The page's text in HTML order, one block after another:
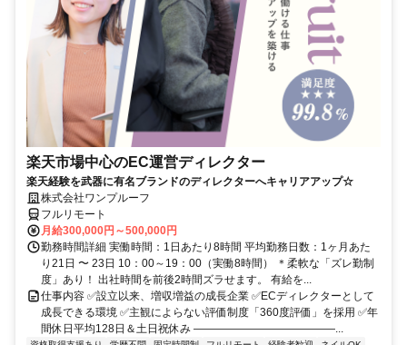
楽天市場中心のEC運営ディレクター
楽天経験を武器に有名ブランドのディレクターへキャリアアップ☆
株式会社ワンプルーフ
フルリモート
月給300,000円～500,000円
勤務時間詳細 実働時間：1日あたり8時間 平均勤務日数：1ヶ月あた
り21日 〜 23日 10：00～19：00（実働8時間） ＊柔軟な「ズレ勤制
度」あり！ 出社時間を前後2時間ズラせます。 有給を...
仕事内容 ✅設立以来、増収増益の成長企業 ✅ECディレクターとして
成長できる環境 ✅主観によらない評価制度「360度評価」を採用 ✅年
間休日平均128日＆土日祝休み ―――――――――――――...